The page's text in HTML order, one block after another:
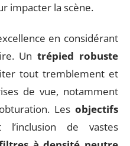
impacter la scène.
en considérant
Untrépied robuste
tout tremblement et
de vue, notamment
Les objectifs
l’inclusion de vastes